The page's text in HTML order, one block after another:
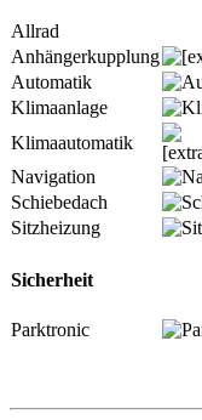
Allrad
Anhängerkupplung
Automatik
Klimaanlage
Klimaautomatik
Navigation
Schiebedach
Sitzheizung
Sicherheit
Parktronic